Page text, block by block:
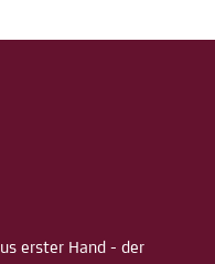
erster Hand - der